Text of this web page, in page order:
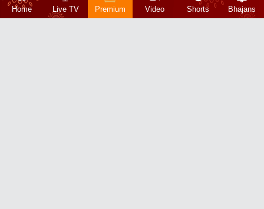
Home Live TV Premium Video Shorts Bhajans